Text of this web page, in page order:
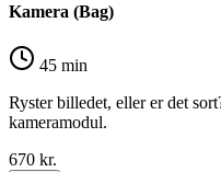
Kamera (Bag)
45 min
Ryster billedet, eller er det
kameramodul.
670 kr.